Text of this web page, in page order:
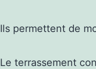
Ils permettent de
Le terrassement